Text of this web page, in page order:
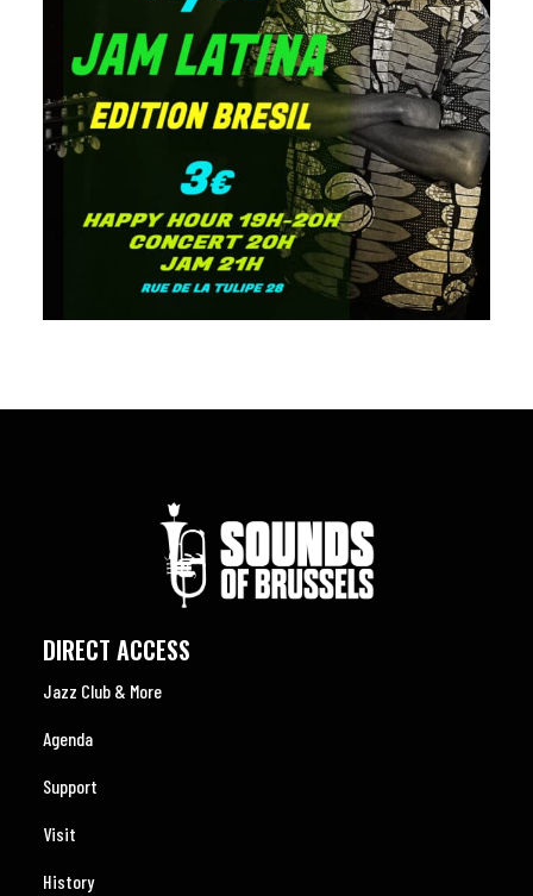
DIRECT ACCESS
Jazz Club & More
Agenda
Support
Visit
History